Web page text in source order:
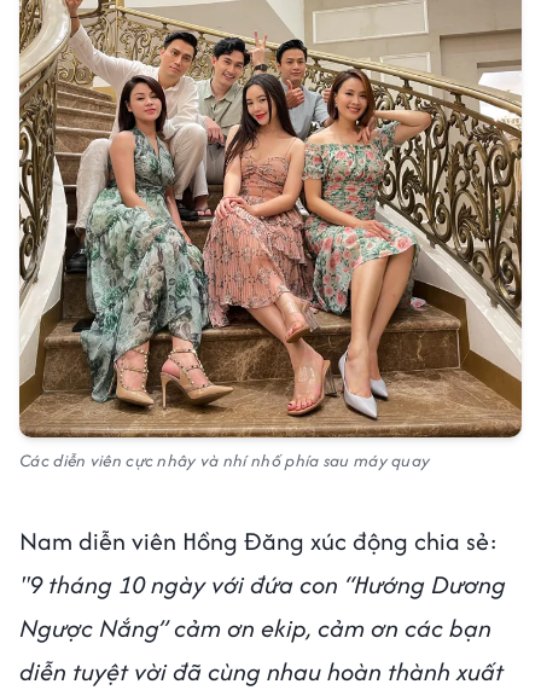
Các diễn viên cực nhây và nhí nhố phía sau máy quay
Nam diễn viên Hồng Đăng xúc động chia sẻ:
''9 tháng 10 ngày với đứa con “Hướng Dương
Ngược Nắng” cảm ơn ekip, cảm ơn các bạn
diễn tuyệt vời đã cùng nhau hoàn thành xuất